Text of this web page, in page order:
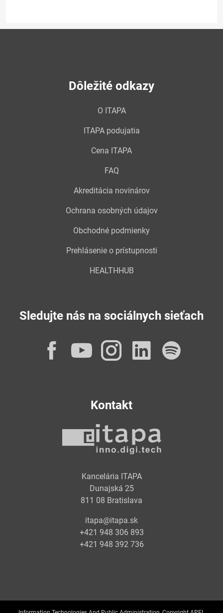
Dôležité odkazy
O ITAPA
ITAPA podujatia
Cena ITAPA
FAQ
Akreditácia novinárov
Ochrana osobných údajov
Obchodné podmienky
Prehlásenie o prístupnosti
HEALTHHUB
Sledujte nás na sociálnych sieťach
Facebook
YouTube
Instagram
Kontakt
Kancelária ITAPA
Dunajská 25
811 08 Bratislava
itapa@itapa.sk
+421 948 306 893
+421 948 392 736